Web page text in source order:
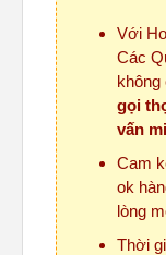
Với
Các
gọi
vấn
Cam
ok
lòng
Thời